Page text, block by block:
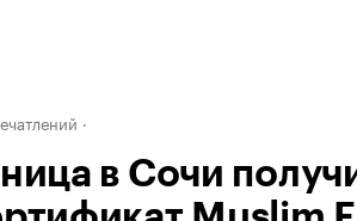
в Сочи